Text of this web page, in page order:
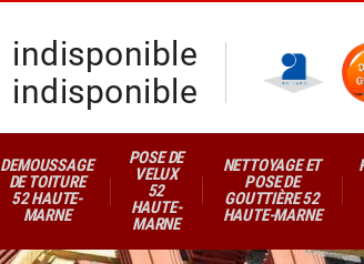
indisponible
indisponible
DEMOUSSAGE
DE TOITURE
52 HAUTE-
MARNE
POSE DE
VELUX
52
HAUTE-
MARNE
NETTOYAGE ET
POSE DE
GOUTTIÈRE 52
HAUTE-MARNE